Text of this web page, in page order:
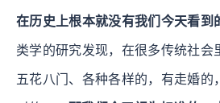
在历史上根本就没有我们今天看到
类学的研究发现，在很多传统社会
五花八门、各种各样的，有走婚的